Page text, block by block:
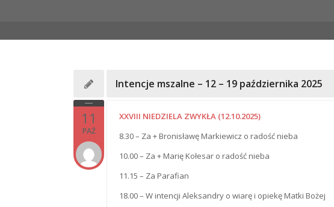
11
PAŹ
Intencje mszalne – 12 – 19 października 2025
XXVIII NIEDZIELA ZWYKŁA (12.10.2025)
8.30 – Za + Bronisławę Markiewicz o radość nieba
10.00 – Za + Marię Kołesar o radość nieba
11.15 – Za Parafian
18.00 – W intencji Aleksandry o wiarę i opiekę Matki Bożej